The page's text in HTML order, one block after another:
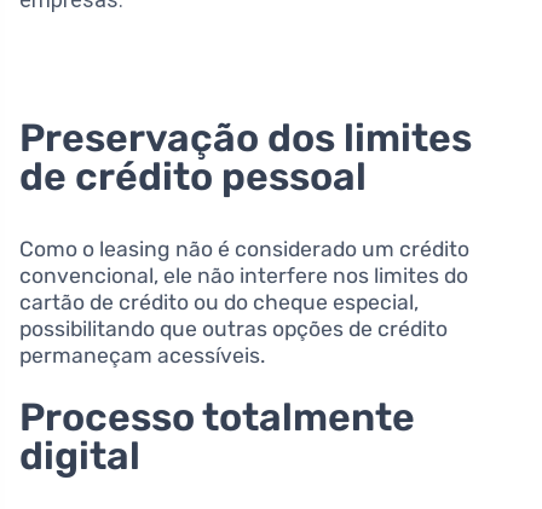
Preservação dos limites
de crédito pessoal
Como o leasing não é considerado um crédito
convencional, ele não interfere nos limites do
cartão de crédito ou do cheque especial,
possibilitando que outras opções de crédito
permaneçam acessíveis.
Processo totalmente
digital